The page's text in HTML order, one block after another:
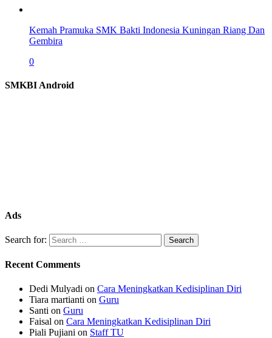
Kemah Pramuka SMK Bakti Indonesia Kuningan Riang Dan
Gembira
0
SMKBI Android
Ads
Search for:
Recent Comments
Dedi Mulyadi on Cara Meningkatkan Kedisiplinan Diri
Tiara martianti on Guru
Santi on Guru
Faisal on Cara Meningkatkan Kedisiplinan Diri
Piali Pujiani on Staff TU